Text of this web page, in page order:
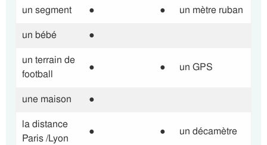
un segment
● ●
un mètre ruban
un bébé
●
un terrain de
football
● ● un GPS
une maison
●
la distance
Paris /Lyon
● ● un décamètre